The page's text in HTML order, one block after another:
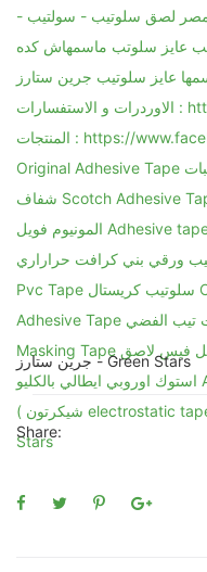
جرين ستارز - Green Stars
Share: